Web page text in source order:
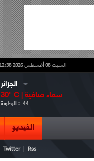
السبت 08 أغسطس 2026 12:38
الجزائر
30° C | سماء صافية
الرطوبة : 44
الفيديو
Twitter Rss